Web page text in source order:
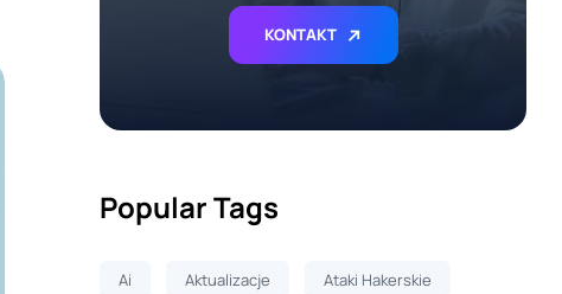
KONTAKT
Popular Tags
Ai Aktualizacje Ataki Hakerskie